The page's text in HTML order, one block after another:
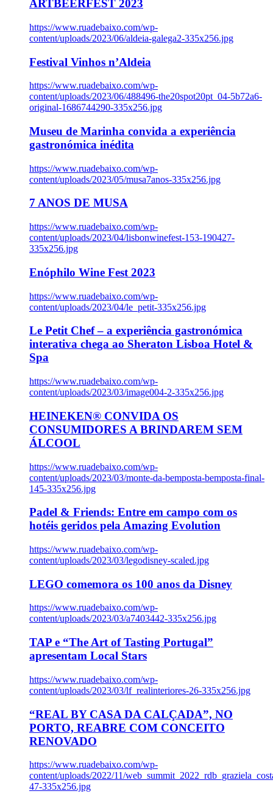
ARTBEERFEST 2023
https://www.ruadebaixo.com/wp-
content/uploads/2023/06/aldeia-galega2-335x256.jpg
Festival Vinhos n’Aldeia
https://www.ruadebaixo.com/wp-
content/uploads/2023/06/488496-the20spot20pt_04-5b72a6-
original-1686744290-335x256.jpg
Museu de Marinha convida a experiência
gastronómica inédita
https://www.ruadebaixo.com/wp-
content/uploads/2023/05/musa7anos-335x256.jpg
7 ANOS DE MUSA
https://www.ruadebaixo.com/wp-
content/uploads/2023/04/lisbonwinefest-153-190427-
335x256.jpg
Enóphilo Wine Fest 2023
https://www.ruadebaixo.com/wp-
content/uploads/2023/04/le_petit-335x256.jpg
Le Petit Chef – a experiência gastronómica
interativa chega ao Sheraton Lisboa Hotel &
Spa
https://www.ruadebaixo.com/wp-
content/uploads/2023/03/image004-2-335x256.jpg
HEINEKEN® CONVIDA OS
CONSUMIDORES A BRINDAREM SEM
ÁLCOOL
https://www.ruadebaixo.com/wp-
content/uploads/2023/03/monte-da-bemposta-bemposta-final-
145-335x256.jpg
Padel & Friends: Entre em campo com os
hotéis geridos pela Amazing Evolution
https://www.ruadebaixo.com/wp-
content/uploads/2023/03/legodisney-scaled.jpg
LEGO comemora os 100 anos da Disney
https://www.ruadebaixo.com/wp-
content/uploads/2023/03/a7403442-335x256.jpg
TAP e “The Art of Tasting Portugal”
apresentam Local Stars
https://www.ruadebaixo.com/wp-
content/uploads/2023/03/lf_realinteriores-26-335x256.jpg
“REAL BY CASA DA CALÇADA”, NO
PORTO, REABRE COM CONCEITO
RENOVADO
https://www.ruadebaixo.com/wp-
content/uploads/2022/11/
47-335x256.jpg